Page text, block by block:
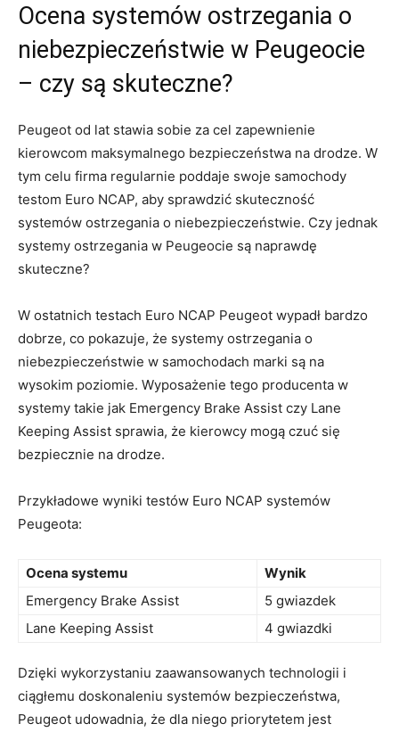
Ocena systemów‌ ostrzegania o
niebezpieczeństwie ​w⁤ Peugeocie
‍– czy są skuteczne?
Peugeot od lat stawia sobie za cel zapewnienie
kierowcom maksymalnego⁣ bezpieczeństwa na‍ drodze. W
tym celu firma regularnie ⁢poddaje swoje ​samochody
testom Euro NCAP,​ aby ⁤sprawdzić skuteczność
systemów ostrzegania ⁢o niebezpieczeństwie. Czy jednak
⁢systemy ‌ostrzegania w Peugeocie są naprawdę
skuteczne?
W ⁣ostatnich testach Euro NCAP‍ Peugeot ​wypadł ​bardzo
dobrze, co pokazuje,⁣ że systemy⁢ ostrzegania o⁤
niebezpieczeństwie w⁤ samochodach marki są ​na
wysokim poziomie. Wyposażenie tego producenta w
systemy takie jak⁤ Emergency ⁤Brake ⁤Assist czy Lane
Keeping Assist sprawia, że kierowcy mogą czuć się
bezpiecznie na drodze.
Przykładowe​ wyniki testów Euro NCAP ⁤systemów
Peugeota:
Ocena systemu
Wynik
Emergency Brake ⁤Assist
5 ⁤gwiazdek
Lane Keeping Assist
4 gwiazdki
Dzięki wykorzystaniu zaawansowanych ⁣technologii i
ciągłemu doskonaleniu systemów‌ bezpieczeństwa,
Peugeot udowadnia, że dla niego ⁤priorytetem jest